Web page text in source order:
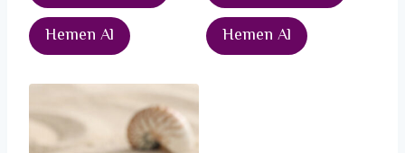
Hemen Al
Hemen Al